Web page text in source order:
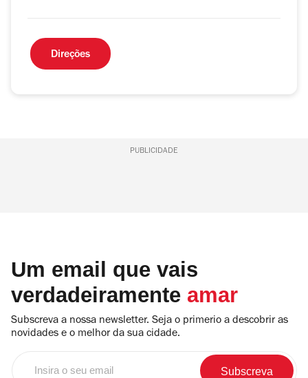
Direções
PUBLICIDADE
Um email que vais
verdadeiramente amar
Subscreva a nossa newsletter. Seja o primerio a descobrir as
novidades e o melhor da sua cidade.